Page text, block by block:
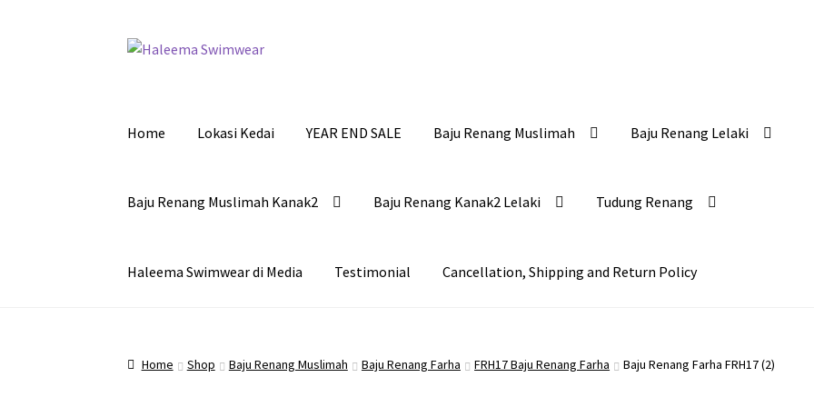
Skip
Skip
Home Lokasi Kedai YEAR END SALE Baju Renang Muslimah Baju Renang Lelaki
Baju Renang Muslimah Kanak2 Baju Renang Kanak2 Lelaki Tudung Renang
Haleema Swimwear di Media Testimonial Cancellation, Shipping and Return Policy
Home Shop Baju Renang Muslimah Baju Renang Farha FRH17 Baju Renang Farha Baju Renang Farha FRH17 (2)